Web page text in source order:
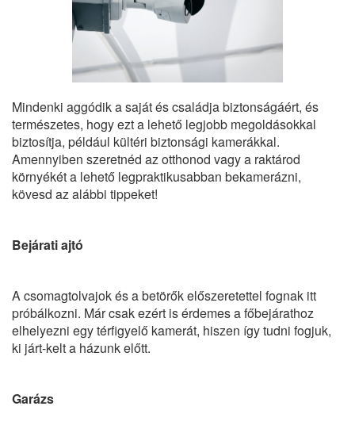
Mindenki aggódik a saját és családja biztonságáért, és
természetes, hogy ezt a lehető legjobb megoldásokkal
biztosítja, például kültéri biztonsági kamerákkal.
Amennyiben szeretnéd az otthonod vagy a raktárod
környékét a lehető legpraktikusabban bekamerázni,
kövesd az alábbi tippeket!
Bejárati ajtó
A csomagtolvajok és a betörők előszeretettel fognak itt
próbálkozni. Már csak ezért is érdemes a főbejárathoz
elhelyezni egy térfigyelő kamerát, hiszen így tudni fogjuk,
ki járt-kelt a házunk előtt.
Garázs